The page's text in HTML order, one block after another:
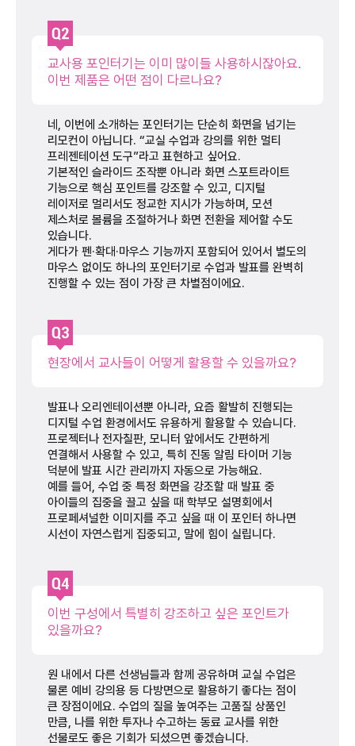
교사용 포인터기는 이미 많이들 사용하시잖아요.
이번 제품은 어떤 점이 다르나요?
네, 이번에 소개하는 포인터기는 단순히 화면을 넘기는
리모컨이 아닙니다. “교실 수업과 강의를 위한 멀티
프레젠테이션 도구”라고 표현하고 싶어요.
기본적인 슬라이드 조작뿐 아니라 화면 스포트라이트
기능으로 핵심 포인트를 강조할 수 있고, 디지털
레이저로 멀리서도 정교한 지시가 가능하며, 모션
제스처로 볼륨을 조절하거나 화면 전환을 제어할 수도
있습니다.
게다가 펜·확대·마우스 기능까지 포함되어 있어서 별도의
마우스 없이도 하나의 포인터기로 수업과 발표를 완벽히
진행할 수 있는 점이 가장 큰 차별점이에요.
현장에서 교사들이 어떻게 활용할 수 있을까요?
발표나 오리엔테이션뿐 아니라, 요즘 활발히 진행되는
디지털 수업 환경에서도 유용하게 활용할 수 있습니다.
프로젝터나 전자칠판, 모니터 앞에서도 간편하게
연결해서 사용할 수 있고, 특히 진동 알림 타이머 기능
덕분에 발표 시간 관리까지 자동으로 가능해요.
예를 들어, 수업 중 특정 화면을 강조할 때 발표 중
아이들의 집중을 끌고 싶을 때 학부모 설명회에서
프로페셔널한 이미지를 주고 싶을 때 이 포인터 하나면
시선이 자연스럽게 집중되고, 말에 힘이 실립니다.
이번 구성에서 특별히 강조하고 싶은 포인트가
있을까요?
원 내에서 다른 선생님들과 함께 공유하며 교실 수업은
물론 예비 강의용 등 다방면으로 활용하기 좋다는 점이
큰 장점이에요. 수업의 질을 높여주는 고품질 상품인
만큼, 나를 위한 투자나 수고하는 동료 교사를 위한
선물로도 좋은 기회가 되셨으면 좋겠습니다.